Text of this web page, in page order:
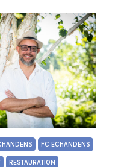
FC ECHANDENS
RESTAURATION